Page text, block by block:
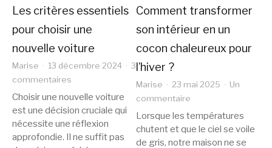
Les critères essentiels
pour choisir une
nouvelle voiture
Marise 13 décembre 2024
3
commentaires
Les
critères
essentiels
pour
Choisir une nouvelle voiture
est une décision cruciale qui
nécessite une réflexion
approfondie. Il ne suffit pas
Comment transformer
son intérieur en un
cocon chaleureux pour
l’hiver ?
Marise 23 mai 2025
Un
commentaire
Comment
transformer
son
Lorsque les températures
chutent et que le ciel se voile
de gris, notre maison ne se